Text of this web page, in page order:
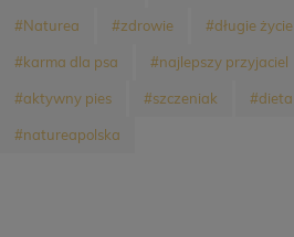
#Naturea #zdrowie #długie życie
#karma dla psa #najlepszy przyjaciel
#aktywny pies #szczeniak #dieta
#natureapolska